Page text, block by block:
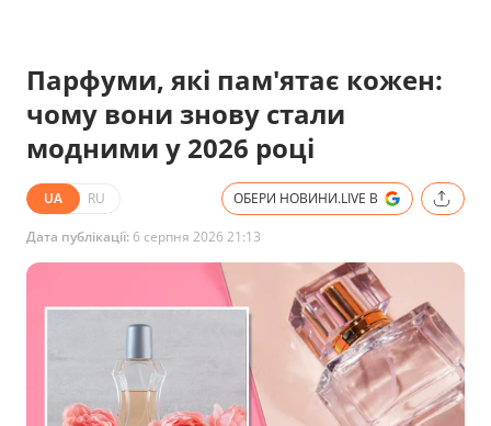
Парфуми, які пам'ятає кожен:
чому вони знову стали
модними у 2026 році
UA RU ОБЕРИ НОВИНИ.LIVE В
Дата публікації: 6 серпня 2026 21:13